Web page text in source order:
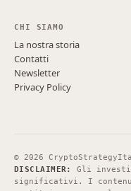
CHI SIAMO
La nostra storia
Contatti
Newsletter
Privacy Policy
© 2026
DISCLAIMER:
Gli
significativi. I